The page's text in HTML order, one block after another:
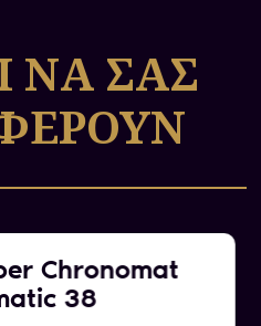
ΝΑ ΣΑΣ
Chronomat
38